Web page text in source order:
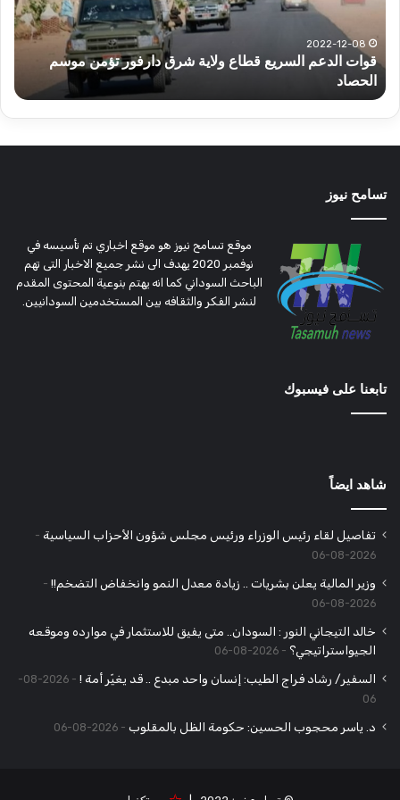
شرق
تؤمن
موسم
الحصاد
2022-12-08
قوات الدعم السريع قطاع ولاية شرق دارفور تؤمن موسم
الحصاد
تسامح نيوز
موقع تسامح نيوز هو موقع اخباري تم تأسيسه في
نوفمبر 2020 يهدف الى نشر جميع الاخبار التى تهم
الباحث السوداني كما انه يهتم بنوعية المحتوى المقدم
لنشر الفكر والثقافه بين المستخدمين السودانيين.
تابعنا على فيسبوك
شاهد ايضاً
تفاصيل لقاء رئيس الوزراء ورئيس مجلس شؤون الأحزاب السياسية
2026-08-06
وزير المالية يعلن بشريات .. زيادة معدل النمو وانخفاض التضخم!!
2026-08-06
خالد التيجاني النور : السودان.. متى يفيق للاستثمار في موارده وموقعه
الجيواستراتيجي؟
2026-08-06
السفير/ رشاد فراج الطيب: إنسان واحد مبدع .. قد يغيّر أمة !
2026-08-
06
د. ياسر محجوب الحسين: حكومة الظل بالمقلوب 2026-08-06